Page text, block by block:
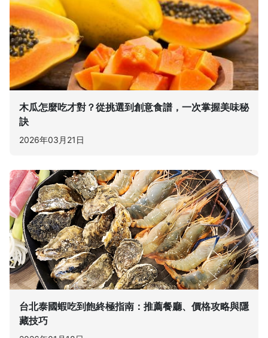
木瓜怎麼吃才對？從挑選到創意食譜，一次掌握美味秘
訣
2026年03月21日
台北泰國蝦吃到飽終極指南：推薦餐廳、價格攻略與隱
藏技巧